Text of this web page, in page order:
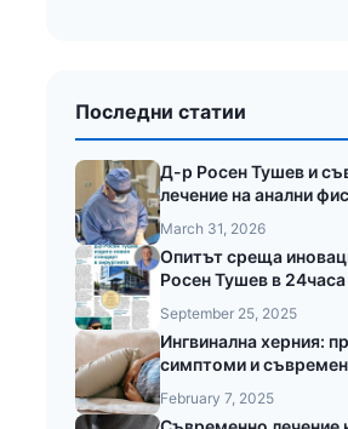
Последни статии
Д-р Росен Тушев и
лечение на анални
March 31, 2026
Опитът среща
Росен Тушев в 24часа
September 25, 2025
Ингвинална херния:
симптоми и
February 7, 2025